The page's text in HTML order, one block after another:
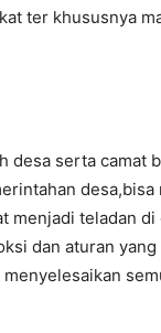
ter khususnya
desa serta camat
desa,bisa
menjadi teladan
dan aturan